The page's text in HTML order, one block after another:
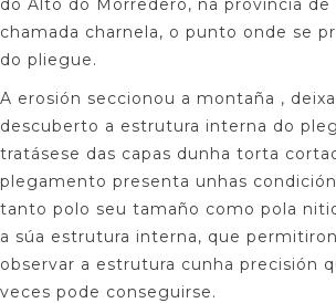
do Alto do Morredero, na provincia de
chamada charnela, o punto onde se
do pliegue.
A erosión seccionou a montaña ,
descuberto a estrutura interna do
tratásese das capas dunha torta
plegamento presenta unhas
tanto polo seu tamaño como pola
a súa estrutura interna, que
observar a estrutura cunha precisión
veces pode conseguirse.